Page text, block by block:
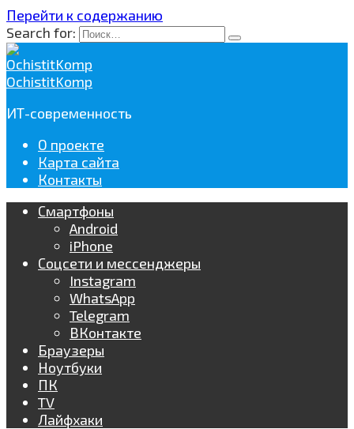
Перейти к содержанию
Search for:
OchistitKomp
ИТ-современность
О проекте
Карта сайта
Контакты
Смартфоны
Android
iPhone
Соцсети и мессенджеры
Instagram
WhatsApp
Telegram
ВКонтакте
Браузеры
Ноутбуки
ПК
TV
Лайфхаки